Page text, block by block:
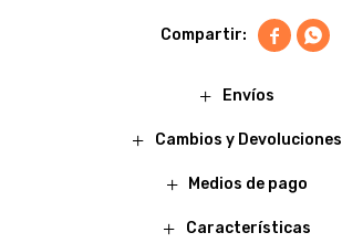
 
Envíos
Cambios y Devoluciones
Medios de pago
Características